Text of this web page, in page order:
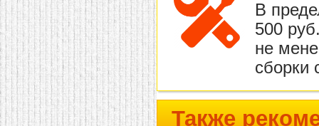
В
500
не
сборки
Также